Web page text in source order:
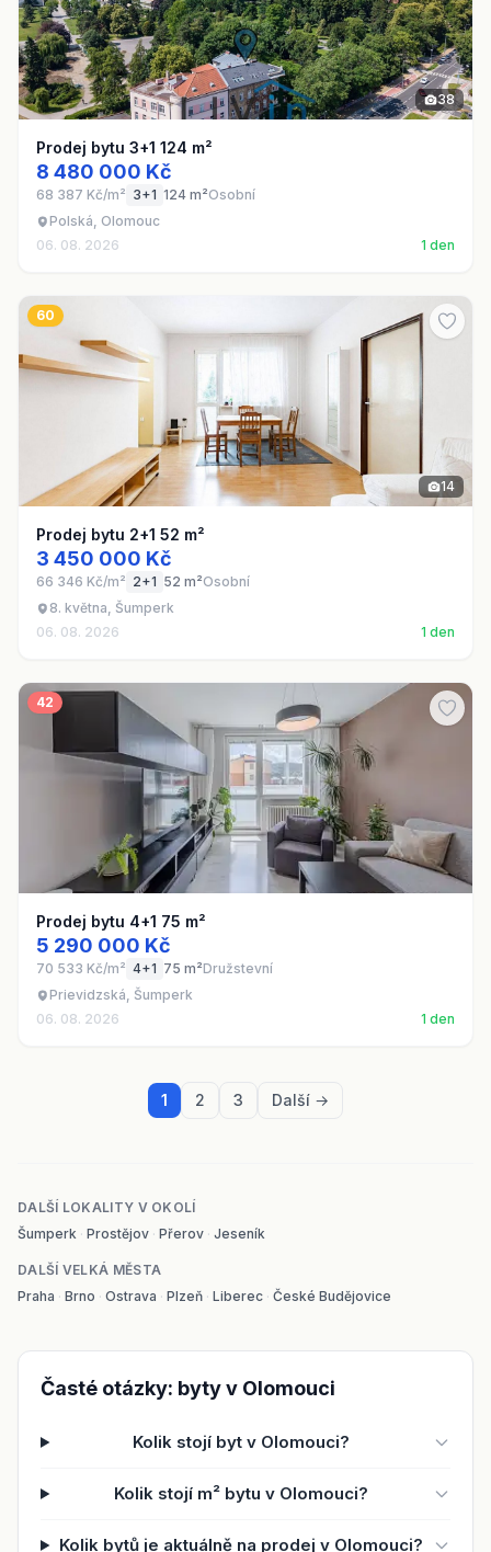
38
Prodej bytu 3+1 124 m²
8 480 000 Kč
68 387 Kč/m² 3+1 124 m²Osobní
Polská, Olomouc
06. 08. 2026
1 den
60
14
Prodej bytu 2+1 52 m²
3 450 000 Kč
66 346 Kč/m² 2+1 52 m²Osobní
8. května, Šumperk
06. 08. 2026
1 den
42
Prodej bytu 4+1 75 m²
5 290 000 Kč
70 533 Kč/m² 4+1 75 m²Družstevní
Prievidzská, Šumperk
06. 08. 2026
1 den
1 2 3 Další →
DALŠÍ LOKALITY V OKOLÍ
Šumperk · Prostějov · Přerov · Jeseník
DALŠÍ VELKÁ MĚSTA
Praha · Brno · Ostrava · Plzeň · Liberec · České Budějovice
Časté otázky: byty v Olomouci
Kolik stojí byt v Olomouci?
Kolik stojí m² bytu v Olomouci?
Kolik bytů je aktuálně na prodej v Olomouci?